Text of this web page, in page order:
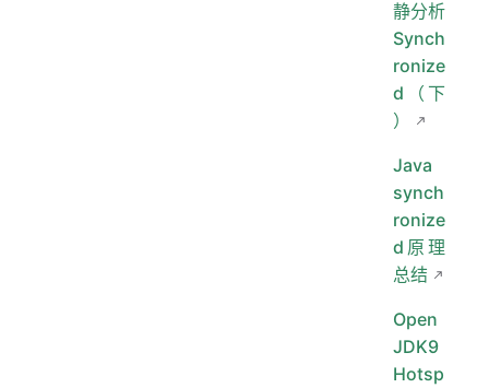
静分析
Synch
ronize
d（下
）
Java
synch
ronize
d原理
总结
Open
JDK9
Hotsp